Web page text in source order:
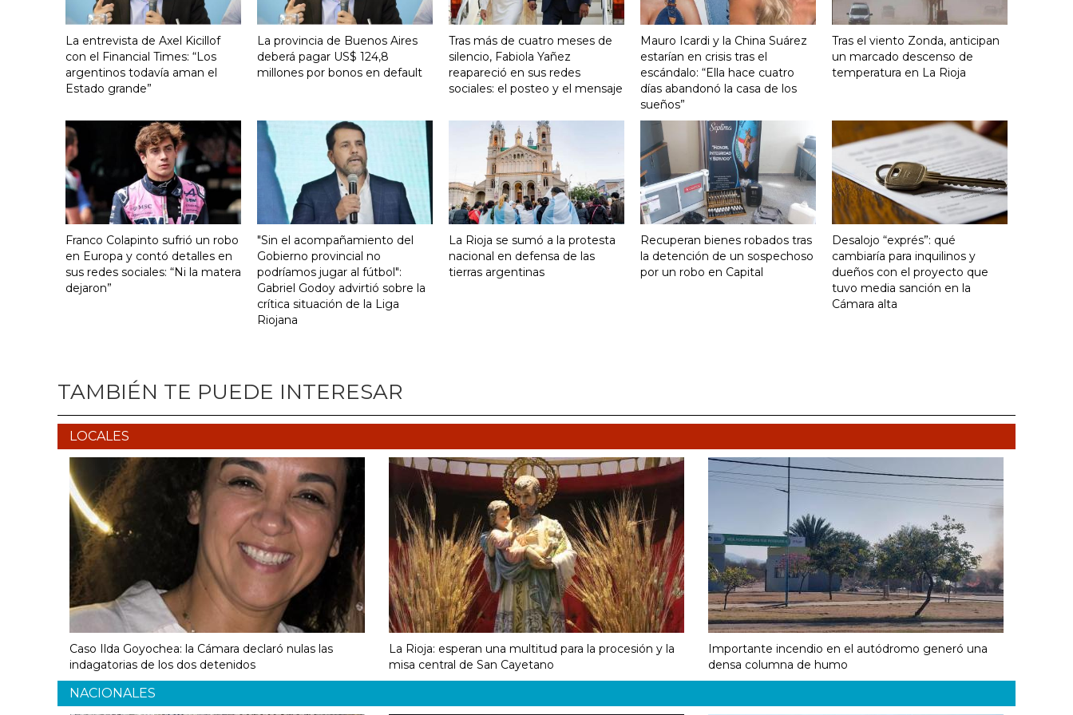
La entrevista de Axel Kicillof
con el Financial Times: “Los
argentinos todavía aman el
Estado grande”
La provincia de Buenos Aires
deberá pagar US$ 124,8
millones por bonos en default
Tras más de cuatro meses de
silencio, Fabiola Yañez
reapareció en sus redes
sociales: el posteo y el mensaje
Mauro Icardi y la China Suárez
estarían en crisis tras el
escándalo: “Ella hace cuatro
días abandonó la casa de los
sueños”
Tras el viento Zonda, anticipan
un marcado descenso de
temperatura en La Rioja
Franco Colapinto sufrió un robo
en Europa y contó detalles en
sus redes sociales: “Ni la matera
dejaron”
"Sin el acompañamiento del
Gobierno provincial no
podríamos jugar al fútbol":
Gabriel Godoy advirtió sobre la
crítica situación de la Liga
Riojana
La Rioja se sumó a la protesta
nacional en defensa de las
tierras argentinas
Recuperan bienes robados tras
la detención de un sospechoso
por un robo en Capital
Desalojo “exprés”: qué
cambiaría para inquilinos y
dueños con el proyecto que
tuvo media sanción en la
Cámara alta
TAMBIÉN TE PUEDE INTERESAR
LOCALES
Caso Ilda Goyochea: la Cámara declaró nulas las
indagatorias de los dos detenidos
La Rioja: esperan una multitud para la procesión y la
misa central de San Cayetano
Importante incendio en el autódromo generó una
densa columna de humo
NACIONALES